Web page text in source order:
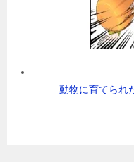
動物に育てられ